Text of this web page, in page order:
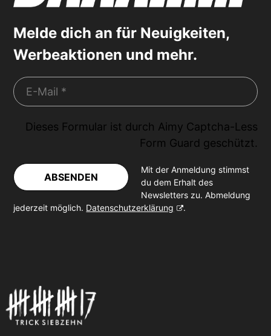
Melde dich an für Neuigkeiten,
Werbeaktionen und mehr.
Dieses Formular ist durch Aimy Captcha-Less
Form Guard geschützt.
ABSENDEN
Mit der Anmeldung stimmst
du dem Erhalt des
Newsletters zu. Abmeldung
jederzeit möglich. Datenschutzerklärung .